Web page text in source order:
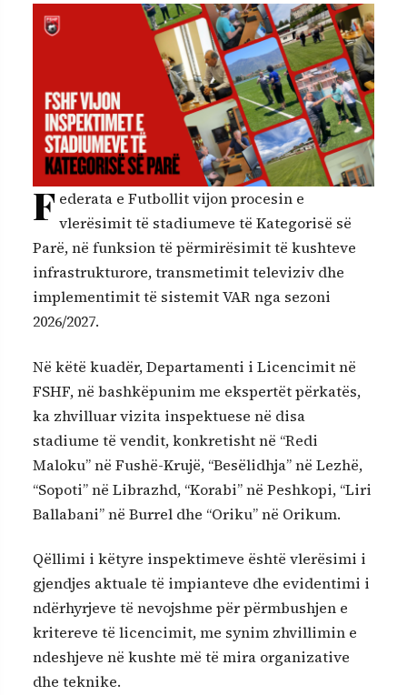
F ederata e Futbollit vijon procesin e
vlerësimit të stadiumeve të Kategorisë së
Parë, në funksion të përmirësimit të kushteve
infrastrukturore, transmetimit televiziv dhe
implementimit të sistemit VAR nga sezoni
2026/2027.
Në këtë kuadër, Departamenti i Licencimit në
FSHF, në bashkëpunim me ekspertët përkatës,
ka zhvilluar vizita inspektuese në disa
stadiume të vendit, konkretisht në “Redi
Maloku” në Fushë-Krujë, “Besëlidhja” në Lezhë,
“Sopoti” në Librazhd, “Korabi” në Peshkopi, “Liri
Ballabani” në Burrel dhe “Oriku” në Orikum.
Qëllimi i këtyre inspektimeve është vlerësimi i
gjendjes aktuale të impianteve dhe evidentimi i
ndërhyrjeve të nevojshme për përmbushjen e
kritereve të licencimit, me synim zhvillimin e
ndeshjeve në kushte më të mira organizative
dhe teknike.